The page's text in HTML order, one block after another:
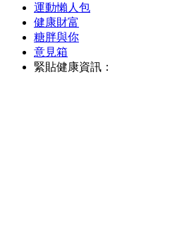
運動懶人包
健康財富
糖胖與你
意見箱
緊貼健康資訊：